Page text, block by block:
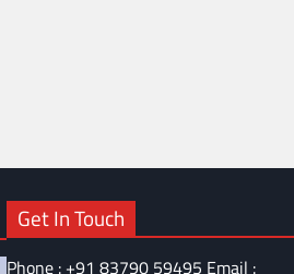
Get In Touch
Phone : +91 83790 59495 Email :